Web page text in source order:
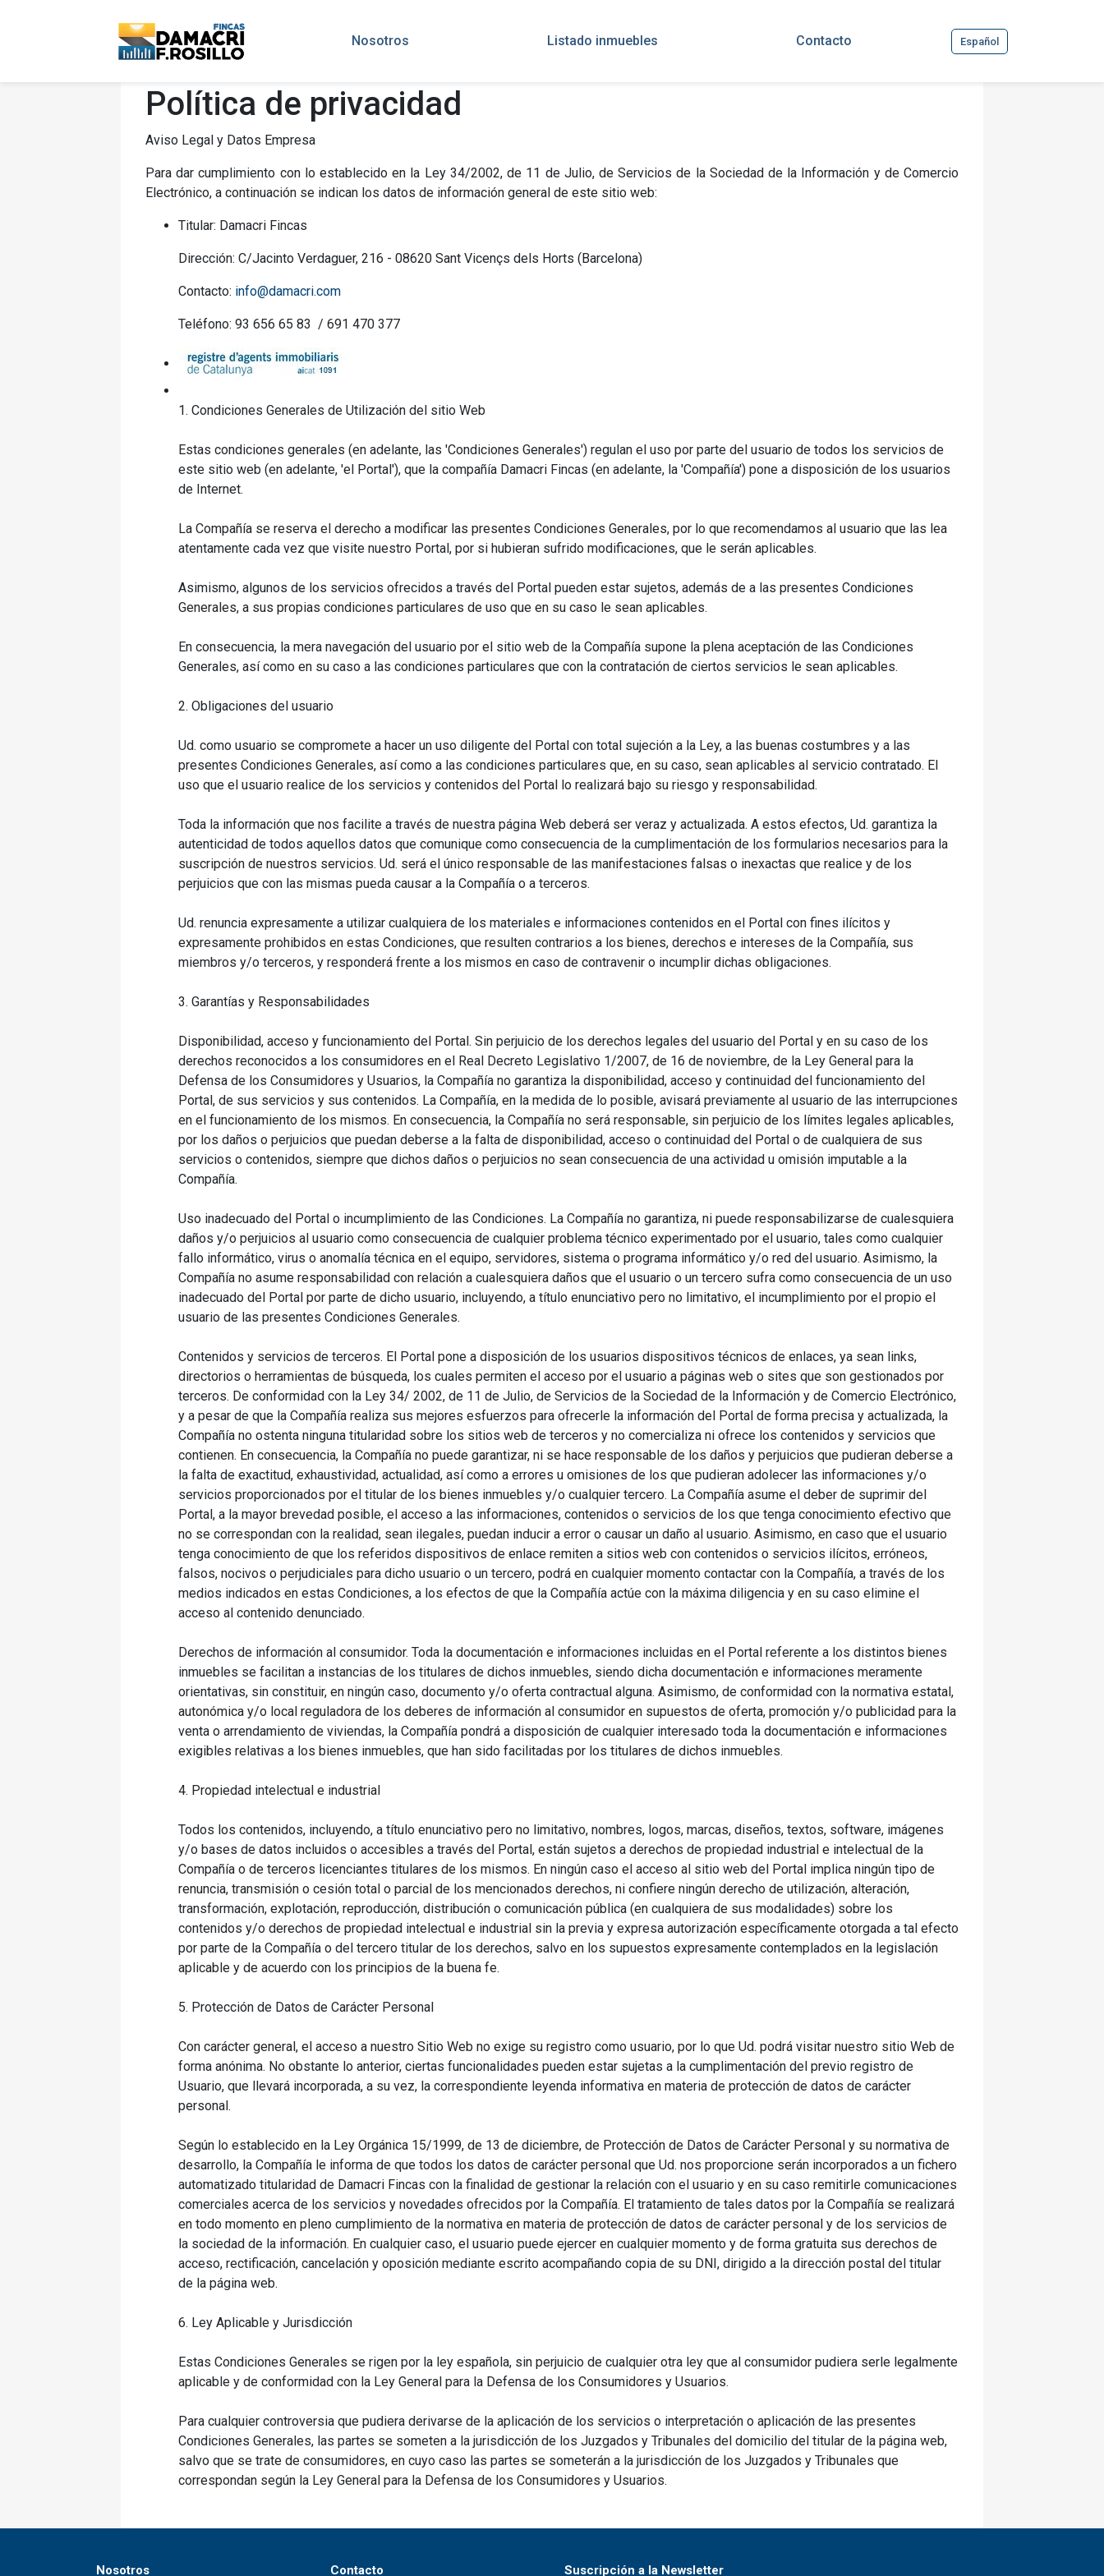
Nosotros Listado inmuebles Contacto Español
Política de privacidad
Aviso Legal y Datos Empresa
Para dar cumplimiento con lo establecido en la Ley 34/2002, de 11 de Julio, de Servicios de la Sociedad de la Información y de Comercio
Electrónico, a continuación se indican los datos de información general de este sitio web:
Titular: Damacri Fincas
Dirección: C/Jacinto Verdaguer, 216 - 08620 Sant Vicençs dels Horts (Barcelona)
Contacto: info@damacri.com
Teléfono: 93 656 65 83 / 691 470 377
1. Condiciones Generales de Utilización del sitio Web
Estas condiciones generales (en adelante, las 'Condiciones Generales') regulan el uso por parte del usuario de todos los servicios de
este sitio web (en adelante, 'el Portal'), que la compañía Damacri Fincas (en adelante, la 'Compañía') pone a disposición de los usuarios
de Internet.
La Compañía se reserva el derecho a modificar las presentes Condiciones Generales, por lo que recomendamos al usuario que las lea
atentamente cada vez que visite nuestro Portal, por si hubieran sufrido modificaciones, que le serán aplicables.
Asimismo, algunos de los servicios ofrecidos a través del Portal pueden estar sujetos, además de a las presentes Condiciones
Generales, a sus propias condiciones particulares de uso que en su caso le sean aplicables.
En consecuencia, la mera navegación del usuario por el sitio web de la Compañía supone la plena aceptación de las Condiciones
Generales, así como en su caso a las condiciones particulares que con la contratación de ciertos servicios le sean aplicables.
2. Obligaciones del usuario
Ud. como usuario se compromete a hacer un uso diligente del Portal con total sujeción a la Ley, a las buenas costumbres y a las
presentes Condiciones Generales, así como a las condiciones particulares que, en su caso, sean aplicables al servicio contratado. El
uso que el usuario realice de los servicios y contenidos del Portal lo realizará bajo su riesgo y responsabilidad.
Toda la información que nos facilite a través de nuestra página Web deberá ser veraz y actualizada. A estos efectos, Ud. garantiza la
autenticidad de todos aquellos datos que comunique como consecuencia de la cumplimentación de los formularios necesarios para la
suscripción de nuestros servicios. Ud. será el único responsable de las manifestaciones falsas o inexactas que realice y de los
perjuicios que con las mismas pueda causar a la Compañía o a terceros.
Ud. renuncia expresamente a utilizar cualquiera de los materiales e informaciones contenidos en el Portal con fines ilícitos y
expresamente prohibidos en estas Condiciones, que resulten contrarios a los bienes, derechos e intereses de la Compañía, sus
miembros y/o terceros, y responderá frente a los mismos en caso de contravenir o incumplir dichas obligaciones.
3. Garantías y Responsabilidades
Disponibilidad, acceso y funcionamiento del Portal. Sin perjuicio de los derechos legales del usuario del Portal y en su caso de los
derechos reconocidos a los consumidores en el Real Decreto Legislativo 1/2007, de 16 de noviembre, de la Ley General para la
Defensa de los Consumidores y Usuarios, la Compañía no garantiza la disponibilidad, acceso y continuidad del funcionamiento del
Portal, de sus servicios y sus contenidos. La Compañía, en la medida de lo posible, avisará previamente al usuario de las interrupciones
en el funcionamiento de los mismos. En consecuencia, la Compañía no será responsable, sin perjuicio de los límites legales aplicables,
por los daños o perjuicios que puedan deberse a la falta de disponibilidad, acceso o continuidad del Portal o de cualquiera de sus
servicios o contenidos, siempre que dichos daños o perjuicios no sean consecuencia de una actividad u omisión imputable a la
Compañía.
Uso inadecuado del Portal o incumplimiento de las Condiciones. La Compañía no garantiza, ni puede responsabilizarse de cualesquiera
daños y/o perjuicios al usuario como consecuencia de cualquier problema técnico experimentado por el usuario, tales como cualquier
fallo informático, virus o anomalía técnica en el equipo, servidores, sistema o programa informático y/o red del usuario. Asimismo, la
Compañía no asume responsabilidad con relación a cualesquiera daños que el usuario o un tercero sufra como consecuencia de un uso
inadecuado del Portal por parte de dicho usuario, incluyendo, a título enunciativo pero no limitativo, el incumplimiento por el propio el
usuario de las presentes Condiciones Generales.
Contenidos y servicios de terceros. El Portal pone a disposición de los usuarios dispositivos técnicos de enlaces, ya sean links,
directorios o herramientas de búsqueda, los cuales permiten el acceso por el usuario a páginas web o sites que son gestionados por
terceros. De conformidad con la Ley 34/ 2002, de 11 de Julio, de Servicios de la Sociedad de la Información y de Comercio Electrónico,
y a pesar de que la Compañía realiza sus mejores esfuerzos para ofrecerle la información del Portal de forma precisa y actualizada, la
Compañía no ostenta ninguna titularidad sobre los sitios web de terceros y no comercializa ni ofrece los contenidos y servicios que
contienen. En consecuencia, la Compañía no puede garantizar, ni se hace responsable de los daños y perjuicios que pudieran deberse a
la falta de exactitud, exhaustividad, actualidad, así como a errores u omisiones de los que pudieran adolecer las informaciones y/o
servicios proporcionados por el titular de los bienes inmuebles y/o cualquier tercero. La Compañía asume el deber de suprimir del
Portal, a la mayor brevedad posible, el acceso a las informaciones, contenidos o servicios de los que tenga conocimiento efectivo que
no se correspondan con la realidad, sean ilegales, puedan inducir a error o causar un daño al usuario. Asimismo, en caso que el usuario
tenga conocimiento de que los referidos dispositivos de enlace remiten a sitios web con contenidos o servicios ilícitos, erróneos,
falsos, nocivos o perjudiciales para dicho usuario o un tercero, podrá en cualquier momento contactar con la Compañía, a través de los
medios indicados en estas Condiciones, a los efectos de que la Compañía actúe con la máxima diligencia y en su caso elimine el
acceso al contenido denunciado.
Derechos de información al consumidor. Toda la documentación e informaciones incluidas en el Portal referente a los distintos bienes
inmuebles se facilitan a instancias de los titulares de dichos inmuebles, siendo dicha documentación e informaciones meramente
orientativas, sin constituir, en ningún caso, documento y/o oferta contractual alguna. Asimismo, de conformidad con la normativa estatal,
autonómica y/o local reguladora de los deberes de información al consumidor en supuestos de oferta, promoción y/o publicidad para la
venta o arrendamiento de viviendas, la Compañía pondrá a disposición de cualquier interesado toda la documentación e informaciones
exigibles relativas a los bienes inmuebles, que han sido facilitadas por los titulares de dichos inmuebles.
4. Propiedad intelectual e industrial
Todos los contenidos, incluyendo, a título enunciativo pero no limitativo, nombres, logos, marcas, diseños, textos, software, imágenes
y/o bases de datos incluidos o accesibles a través del Portal, están sujetos a derechos de propiedad industrial e intelectual de la
Compañía o de terceros licenciantes titulares de los mismos. En ningún caso el acceso al sitio web del Portal implica ningún tipo de
renuncia, transmisión o cesión total o parcial de los mencionados derechos, ni confiere ningún derecho de utilización, alteración,
transformación, explotación, reproducción, distribución o comunicación pública (en cualquiera de sus modalidades) sobre los
contenidos y/o derechos de propiedad intelectual e industrial sin la previa y expresa autorización específicamente otorgada a tal efecto
por parte de la Compañía o del tercero titular de los derechos, salvo en los supuestos expresamente contemplados en la legislación
aplicable y de acuerdo con los principios de la buena fe.
5. Protección de Datos de Carácter Personal
Con carácter general, el acceso a nuestro Sitio Web no exige su registro como usuario, por lo que Ud. podrá visitar nuestro sitio Web de
forma anónima. No obstante lo anterior, ciertas funcionalidades pueden estar sujetas a la cumplimentación del previo registro de
Usuario, que llevará incorporada, a su vez, la correspondiente leyenda informativa en materia de protección de datos de carácter
personal.
Según lo establecido en la Ley Orgánica 15/1999, de 13 de diciembre, de Protección de Datos de Carácter Personal y su normativa de
desarrollo, la Compañía le informa de que todos los datos de carácter personal que Ud. nos proporcione serán incorporados a un fichero
automatizado titularidad de Damacri Fincas con la finalidad de gestionar la relación con el usuario y en su caso remitirle comunicaciones
comerciales acerca de los servicios y novedades ofrecidos por la Compañía. El tratamiento de tales datos por la Compañía se realizará
en todo momento en pleno cumplimiento de la normativa en materia de protección de datos de carácter personal y de los servicios de
la sociedad de la información. En cualquier caso, el usuario puede ejercer en cualquier momento y de forma gratuita sus derechos de
acceso, rectificación, cancelación y oposición mediante escrito acompañando copia de su DNI, dirigido a la dirección postal del titular
de la página web.
6. Ley Aplicable y Jurisdicción
Estas Condiciones Generales se rigen por la ley española, sin perjuicio de cualquier otra ley que al consumidor pudiera serle legalmente
aplicable y de conformidad con la Ley General para la Defensa de los Consumidores y Usuarios.
Para cualquier controversia que pudiera derivarse de la aplicación de los servicios o interpretación o aplicación de las presentes
Condiciones Generales, las partes se someten a la jurisdicción de los Juzgados y Tribunales del domicilio del titular de la página web,
salvo que se trate de consumidores, en cuyo caso las partes se someterán a la jurisdicción de los Juzgados y Tribunales que
correspondan según la Ley General para la Defensa de los Consumidores y Usuarios.
Nosotros Contacto Suscripción a la Newsletter